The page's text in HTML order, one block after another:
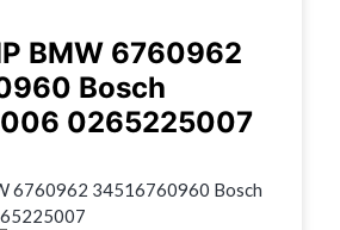
BMW 6760962
Bosch
0265225007
6760962 34516760960 Bosch